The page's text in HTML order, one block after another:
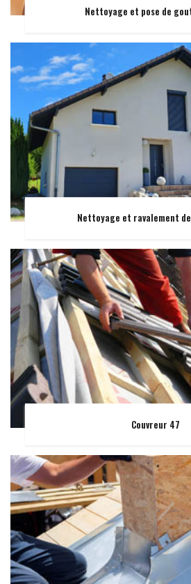
Nettoyage et pose de
Nettoyage et ravalement
Couvreur 47